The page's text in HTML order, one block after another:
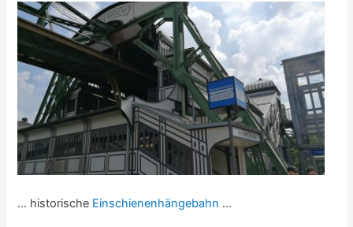
… historische Einschienenhängebahn …